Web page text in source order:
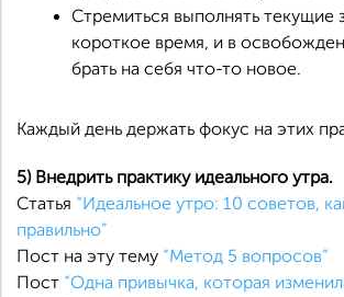
Стремиться выполнять текущие
короткое время, и в
брать на себя что-то новое.
Каждый день держать фокус на этих
5) Внедрить практику идеального утра.
Статья “Идеальное утро: 10 советов,
правильно”
Пост на эту тему “Метод 5 вопросов”
Пост “Одна привычка, которая